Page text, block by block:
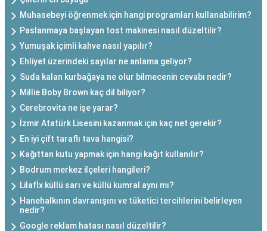
Muhasebeyi öğrenmek için hangi programları kullanabilirim?
Paslanmaya başlayan tost makinesi nasıl düzeltilir?
Yumuşak içimli kahve nasıl yapılır?
Ehliyet üzerindeki sayılar ne anlama geliyor?
Suda kalan kurbağaya ne olur bilmecenin cevabı nedir?
Millie Boby Brown kaç dil biliyor?
Cerebrovita ne işe yarar?
İzmir Atatürk Lisesini kazanmak için kaç net gerekir?
En iyi çift taraflı tava hangisi?
Kağıttan kutu yapmak için hangi kağıt kullanılır?
Bodrum merkez ilçeleri hangileri?
Lilafİx küllü sarı ve küllü kumral aynı mı?
Hanehalkının davranışını ve tüketici tercihlerini belirleyen
nedir?
Google reklam hatası nasıl düzeltilir?